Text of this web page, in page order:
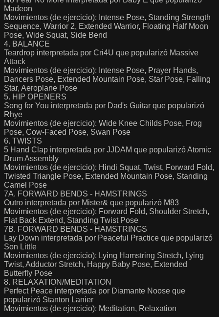
Madeon
Movimientos (de ejercicio): Intense Pose, Standing Strength
Sequence, Warrior 2, Extended Warrior, Floating Half Moon
Pose, Wide Squat, Side Bend
4. BALANCE
Teardrop interpretada por Cri4U que popularizó Massive
Attack
Movimientos (de ejercicio): Intense Pose, Prayer Hands,
Dancers Pose, Extended Mountain Pose, Star Pose, Falling
Star, Aeroplane Pose
5. HIP OPENERS
Song for You interpretada por Dad's Guitar que popularizó
Rhye
Movimientos (de ejercicio): Wide Knee Childs Pose, Frog
Pose, Cow-Faced Pose, Swan Pose
6. TWISTS
5 Hand Clap interpretada por JJDAM que popularizó Atomic
Drum Assembly
Movimientos (de ejercicio): Hindi Squat, Twist, Forward Fold,
Twisted Triangle Pose, Extended Mountain Pose, Standing
Camel Pose
7A. FORWARD BENDS - HAMSTRINGS
Outro interpretada por Mister& que popularizó M83
Movimientos (de ejercicio): Forward Fold, Shoulder Stretch,
Flat Back Extend, Standing Twist Pose
7B. FORWARD BENDS - HAMSTRINGS
Lay Down interpretada por Peaceful Practice que popularizó
Son Little
Movimientos (de ejercicio): Lying Hamstring Stretch, Lying
Twist, Adductor Stretch, Happy Baby Pose, Extended
Butterfly Pose
8. RELAXATION/MEDITATION
Perfect Peace interpretada por Diamante Noose que
popularizó Stanton Lanier
Movimientos (de ejercicio): Meditation, Relaxation